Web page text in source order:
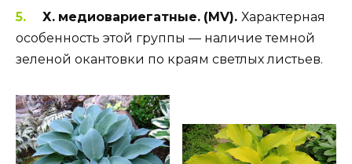
Х. медиовариегатные. (MV). Характерная
особенность этой группы — наличие темной
зеленой окантовки по краям светлых листьев.